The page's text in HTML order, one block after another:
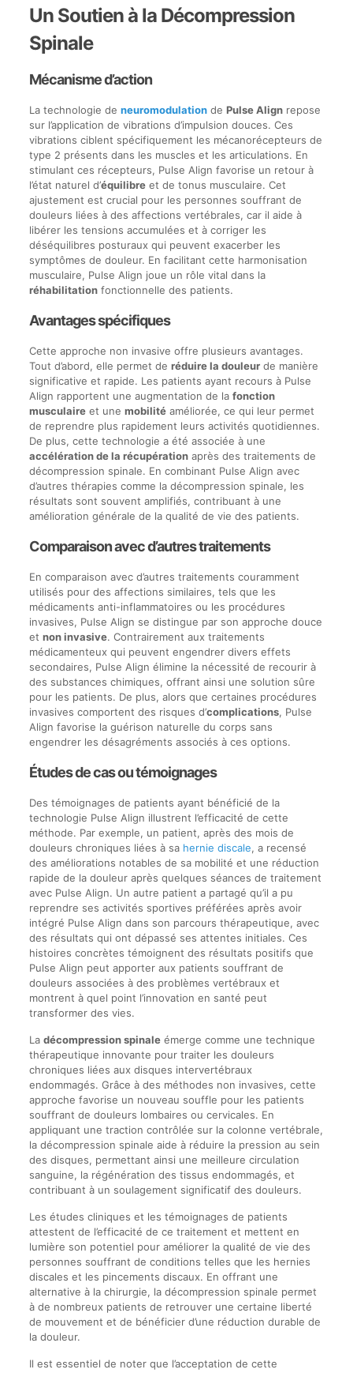
Un Soutien à la Décompression
Spinale
Mécanisme d’action
La technologie de neuromodulationde Pulse Alignrepose
sur l’application de vibrations d’impulsion douces. Ces
vibrations ciblent spécifiquement les mécanorécepteurs de
type 2 présents dans les muscles et les articulations. En
stimulant ces récepteurs, Pulse Align favorise un retour à
l’état naturel d’équilibreet de tonus musculaire. Cet
ajustement est crucial pour les personnes souffrant de
douleurs liées à des affections vertébrales, car il aide à
libérer les tensions accumulées et à corriger les
déséquilibres posturaux qui peuvent exacerber les
symptômes de douleur. En facilitant cette harmonisation
musculaire, Pulse Align joue un rôle vital dans la
réhabilitationfonctionnelle des patients.
Avantages spécifiques
Cette approche non invasive offre plusieurs avantages.
Tout d’abord, elle permet de réduire la douleurde manière
significative et rapide. Les patients ayant recours à Pulse
Align rapportent une augmentation de la fonction
musculaireet une mobilitéaméliorée, ce qui leur permet
de reprendre plus rapidement leurs activités quotidiennes.
De plus, cette technologie a été associée à une
accélération de la récupérationaprès des traitements de
décompression spinale. En combinant Pulse Align avec
d’autres thérapies comme la décompression spinale, les
résultats sont souvent amplifiés, contribuant à une
amélioration générale de la qualité de vie des patients.
Comparaison avec d’autres traitements
En comparaison avec d’autres traitements couramment
utilisés pour des affections similaires, tels que les
médicaments anti-inflammatoires ou les procédures
invasives, Pulse Align se distingue par son approche douce
et non invasive. Contrairement aux traitements
médicamenteux qui peuvent engendrer divers effets
secondaires, Pulse Align élimine la nécessité de recourir à
des substances chimiques, offrant ainsi une solution sûre
pour les patients. De plus, alors que certaines procédures
invasives comportent des risques d’complications, Pulse
Align favorise la guérison naturelle du corps sans
engendrer les désagréments associés à ces options.
Études de cas ou témoignages
Des témoignages de patients ayant bénéficié de la
technologie Pulse Align illustrent l’efficacité de cette
méthode. Par exemple, un patient, après des mois de
douleurs chroniques liées à sa hernie discale, a recensé
des améliorations notables de sa mobilité et une réduction
rapide de la douleur après quelques séances de traitement
avec Pulse Align. Un autre patient a partagé qu’il a pu
reprendre ses activités sportives préférées après avoir
intégré Pulse Align dans son parcours thérapeutique, avec
des résultats qui ont dépassé ses attentes initiales. Ces
histoires concrètes témoignent des résultats positifs que
Pulse Align peut apporter aux patients souffrant de
douleurs associées à des problèmes vertébraux et
montrent à quel point l’innovation en santé peut
transformer des vies.
La décompression spinaleémerge comme une technique
thérapeutique innovante pour traiter les douleurs
chroniques liées aux disques intervertébraux
endommagés. Grâce à des méthodes non invasives, cette
approche favorise un nouveau souffle pour les patients
souffrant de douleurs lombaires ou cervicales. En
appliquant une traction contrôlée sur la colonne vertébrale,
la décompression spinale aide à réduire la pression au sein
des disques, permettant ainsi une meilleure circulation
sanguine, la régénération des tissus endommagés, et
contribuant à un soulagement significatif des douleurs.
Les études cliniques et les témoignages de patients
attestent de l’efficacité de ce traitement et mettent en
lumière son potentiel pour améliorer la qualité de vie des
personnes souffrant de conditions telles que les hernies
discales et les pincements discaux. En offrant une
alternative à la chirurgie, la décompression spinale permet
à de nombreux patients de retrouver une certaine liberté
de mouvement et de bénéficier d’une réduction durable de
la douleur.
Il est essentiel de noter que l’acceptation de cette